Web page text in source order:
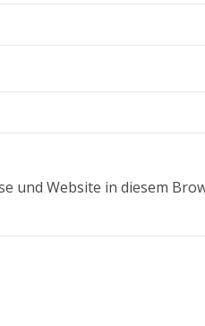
und Website in diesem